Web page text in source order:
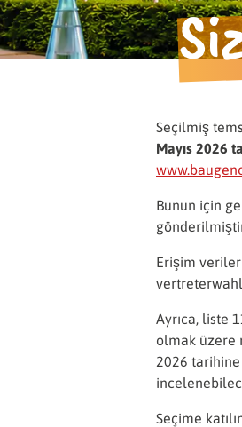
Seçilmiş
Mayıs 2026
Bunun için
Erişim
Ayrıca, liste
olmak üzere
2026
Seçime